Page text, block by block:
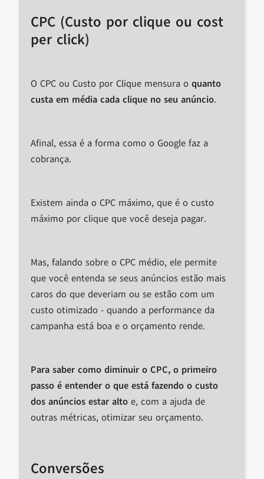
CPC (Custo por clique ou cost
per click)
O CPC ou Custo por Clique mensura o quanto
custa em média cada clique no seu anúncio.
Afinal, essa é a forma como o Google faz a
cobrança.
Existem ainda o CPC máximo, que é o custo
máximo por clique que você deseja pagar.
Mas, falando sobre o CPC médio, ele permite
que você entenda se seus anúncios estão mais
caros do que deveriam ou se estão com um
custo otimizado - quando a performance da
campanha está boa e o orçamento rende.
Para saber como diminuir o CPC, o primeiro
passo é entender o que está fazendo o custo
dos anúncios estar alto e, com a ajuda de
outras métricas, otimizar seu orçamento.
Conversões